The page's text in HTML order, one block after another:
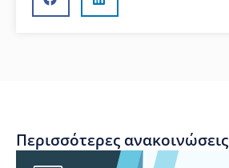
Περισσότερες ανακοινώσεις